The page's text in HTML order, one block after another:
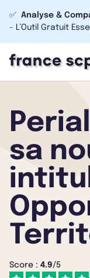
✅ Analyse &
- L’Outil Gratuit
sa
Score : 4.9/5